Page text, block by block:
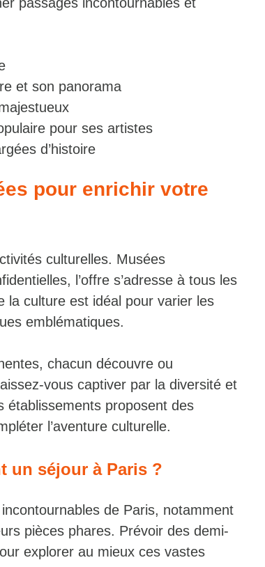
et son panorama
pour ses artistes
d’histoire
pour enrichir votre
culturelles. Musées
l’offre s’adresse à tous les
la culture est idéal pour varier les
emblématiques.
chacun découvre ou
vous captiver par la diversité et
établissements proposent des
l’aventure culturelle.
un séjour à Paris ?
de Paris, notamment
pièces phares. Prévoir des demi-
explorer au mieux ces vastes